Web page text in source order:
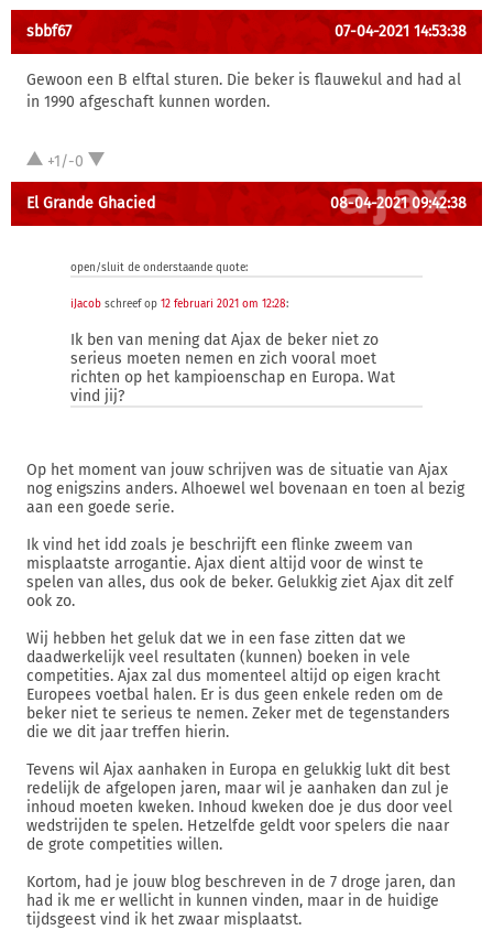
sbbf67 07-04-2021 14:53:38
Gewoon een B elftal sturen. Die beker is flauwekul and had al
in 1990 afgeschaft kunnen worden.
+1/-0
El Grande Ghacied 08-04-2021 09:42:38
open/sluit de onderstaande quote:
iJacob schreef op 12 februari 2021 om 12:28:
Ik ben van mening dat Ajax de beker niet zo
serieus moeten nemen en zich vooral moet
richten op het kampioenschap en Europa. Wat
vind jij?
Op het moment van jouw schrijven was de situatie van Ajax
nog enigszins anders. Alhoewel wel bovenaan en toen al bezig
aan een goede serie.
Ik vind het idd zoals je beschrijft een flinke zweem van
misplaatste arrogantie. Ajax dient altijd voor de winst te
spelen van alles, dus ook de beker. Gelukkig ziet Ajax dit zelf
ook zo.
Wij hebben het geluk dat we in een fase zitten dat we
daadwerkelijk veel resultaten (kunnen) boeken in vele
competities. Ajax zal dus momenteel altijd op eigen kracht
Europees voetbal halen. Er is dus geen enkele reden om de
beker niet te serieus te nemen. Zeker met de tegenstanders
die we dit jaar treffen hierin.
Tevens wil Ajax aanhaken in Europa en gelukkig lukt dit best
redelijk de afgelopen jaren, maar wil je aanhaken dan zul je
inhoud moeten kweken. Inhoud kweken doe je dus door veel
wedstrijden te spelen. Hetzelfde geldt voor spelers die naar
de grote competities willen.
Kortom, had je jouw blog beschreven in de 7 droge jaren, dan
had ik me er wellicht in kunnen vinden, maar in de huidige
tijdsgeest vind ik het zwaar misplaatst.